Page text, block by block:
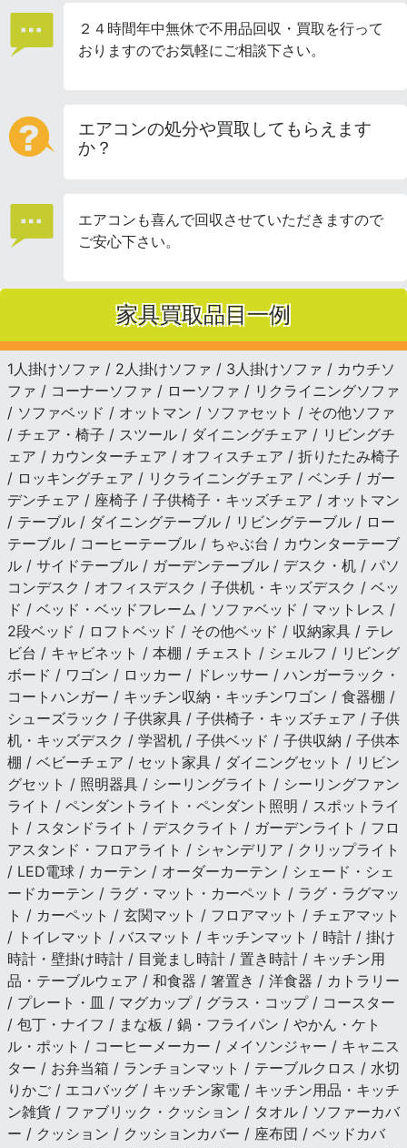
２４時間年中無休で不用品回収・買取を行って
おりますのでお気軽にご相談下さい。
エアコンの処分や買取してもらえます
か？
エアコンも喜んで回収させていただきますので
ご安心下さい。
家具買取品目一例
1人掛けソファ / 2人掛けソファ / 3人掛けソファ / カウチソ
ファ / コーナーソファ / ローソファ / リクライニングソファ
/ ソファベッド / オットマン / ソファセット / その他ソファ
/ チェア・椅子 / スツール / ダイニングチェア / リビングチ
ェア / カウンターチェア / オフィスチェア / 折りたたみ椅子
/ ロッキングチェア / リクライニングチェア / ベンチ / ガー
デンチェア / 座椅子 / 子供椅子・キッズチェア / オットマン
/ テーブル / ダイニングテーブル / リビングテーブル / ロー
テーブル / コーヒーテーブル / ちゃぶ台 / カウンターテーブ
ル / サイドテーブル / ガーデンテーブル / デスク・机 / パソ
コンデスク / オフィスデスク / 子供机・キッズデスク / ベッ
ド / ベッド・ベッドフレーム / ソファベッド / マットレス /
2段ベッド / ロフトベッド / その他ベッド / 収納家具 / テレ
ビ台 / キャビネット / 本棚 / チェスト / シェルフ / リビング
ボード / ワゴン / ロッカー / ドレッサー / ハンガーラック・
コートハンガー / キッチン収納・キッチンワゴン / 食器棚 /
シューズラック / 子供家具 / 子供椅子・キッズチェア / 子供
机・キッズデスク / 学習机 / 子供ベッド / 子供収納 / 子供本
棚 / ベビーチェア / セット家具 / ダイニングセット / リビン
グセット / 照明器具 / シーリングライト / シーリングファン
ライト / ペンダントライト・ペンダント照明 / スポットライ
ト / スタンドライト / デスクライト / ガーデンライト / フロ
アスタンド・フロアライト / シャンデリア / クリップライト
/ LED電球 / カーテン / オーダーカーテン / シェード・シェ
ードカーテン / ラグ・マット・カーペット / ラグ・ラグマッ
ト / カーペット / 玄関マット / フロアマット / チェアマット
/ トイレマット / バスマット / キッチンマット / 時計 / 掛け
時計・壁掛け時計 / 目覚まし時計 / 置き時計 / キッチン用
品・テーブルウェア / 和食器 / 箸置き / 洋食器 / カトラリー
/ プレート・皿 / マグカップ / グラス・コップ / コースター
/ 包丁・ナイフ / まな板 / 鍋・フライパン / やかん・ケト
ル・ポット / コーヒーメーカー / メイソンジャー / キャニス
ター / お弁当箱 / ランチョンマット / テーブルクロス / 水切
りかご / エコバッグ / キッチン家電 / キッチン用品・キッチ
ン雑貨 / ファブリック・クッション / タオル / ソファーカバ
ー / クッション / クッションカバー / 座布団 / ベッドカバ